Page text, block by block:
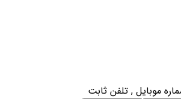
موبایل , تلفن ثابت